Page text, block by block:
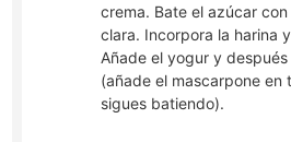
crema. Bate el azúcar
clara. Incorpora la harina
Añade el yogur y
(añade el mascarpone en
sigues batiendo).